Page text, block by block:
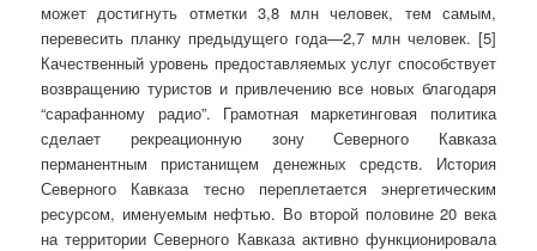
может достигнуть отметки 3,8 млн человек, тем самым,
перевесить планку предыдущего года—2,7 млн человек. [5]
Качественный уровень предоставляемых услуг способствует
возвращению туристов и привлечению все новых благодаря
“сарафанному радио”. Грамотная маркетинговая политика
сделает рекреационную зону Северного Кавказа
перманентным пристанищем денежных средств. История
Северного Кавказа тесно переплетается энергетическим
ресурсом, именуемым нефтью. Во второй половине 20 века
на территории Северного Кавказа активно функционировала